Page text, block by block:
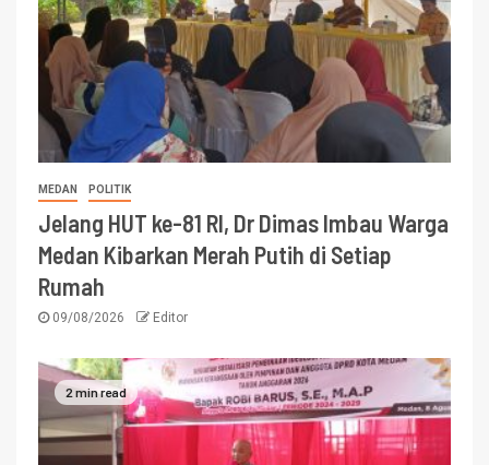
MEDAN POLITIK
Jelang HUT ke-81 RI, Dr Dimas Imbau Warga
Medan Kibarkan Merah Putih di Setiap
Rumah
09/08/2026 Editor
2 min read